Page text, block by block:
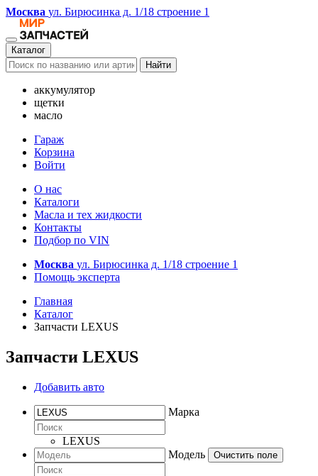
Москва ул. Бирюсинка д. 1/18 строение 1
Каталог
Найти
аккумулятор
щетки
масло
Гараж
Корзина
Войти
О нас
Каталоги
Масла и тех жидкости
Контакты
Подбор по VIN
Москва ул. Бирюсинка д. 1/18 строение 1
Помощь эксперта
Главная
Каталог
Запчасти LEXUS
Запчасти LEXUS
Добавить авто
Марка
LEXUS
Модель
Очистить поле